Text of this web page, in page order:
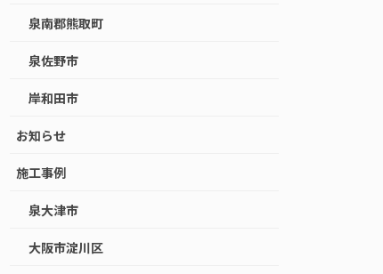
泉南郡熊取町
泉佐野市
岸和田市
お知らせ
施工事例
泉大津市
大阪市淀川区